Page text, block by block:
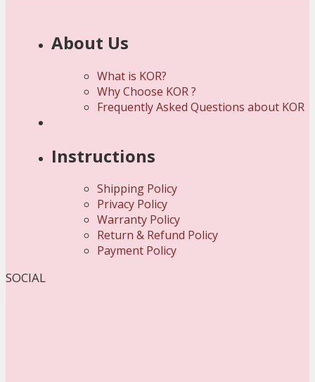
About Us
What is KOR?
Why Choose KOR ?
Frequently Asked Questions about KOR
Instructions
Shipping Policy
Privacy Policy
Warranty Policy
Return & Refund Policy
Payment Policy
SOCIAL